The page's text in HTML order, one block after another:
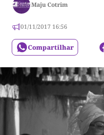
Maju Cotrim
01/11/2017 16:56
Compartilhar